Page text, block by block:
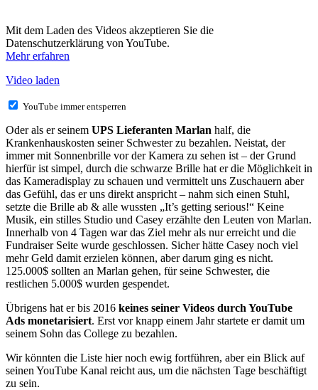
Mit dem Laden des Videos akzeptieren Sie die
Datenschutzerklärung von YouTube.
Mehr erfahren
Video laden
YouTube immer entsperren
Oder als er seinem UPS Lieferanten Marlan half, die
Krankenhauskosten seiner Schwester zu bezahlen. Neistat, der
immer mit Sonnenbrille vor der Kamera zu sehen ist – der Grund
hierfür ist simpel, durch die schwarze Brille hat er die Möglichkeit in
das Kameradisplay zu schauen und vermittelt uns Zuschauern aber
das Gefühl, das er uns direkt anspricht – nahm sich einen Stuhl,
setzte die Brille ab & alle wussten „It’s getting serious!“ Keine
Musik, ein stilles Studio und Casey erzählte den Leuten von Marlan.
Innerhalb von 4 Tagen war das Ziel mehr als nur erreicht und die
Fundraiser Seite wurde geschlossen. Sicher hätte Casey noch viel
mehr Geld damit erzielen können, aber darum ging es nicht.
125.000$ sollten an Marlan gehen, für seine Schwester, die
restlichen 5.000$ wurden gespendet.
Übrigens hat er bis 2016 keines seiner Videos durch YouTube
Ads monetarisiert. Erst vor knapp einem Jahr startete er damit um
seinem Sohn das College zu bezahlen.
Wir könnten die Liste hier noch ewig fortführen, aber ein Blick auf
seinen YouTube Kanal reicht aus, um die nächsten Tage beschäftigt
zu sein.